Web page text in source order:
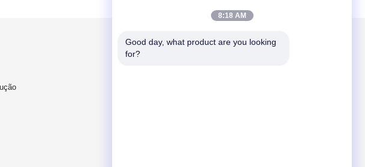
Envie-nos
8:18 AM
Good day, what product are you looking
for?